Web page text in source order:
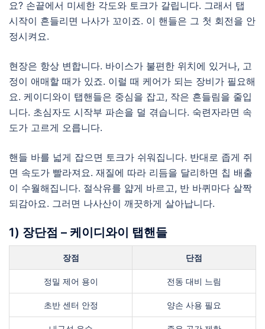
요? 손끝에서 미세한 각도와 토크가 갈립니다. 그래서 탭
시작이 흔들리면 나사가 꼬이죠. 이 핸들은 그 첫 회전을 안
정시켜요.
현장은 항상 변합니다. 바이스가 불편한 위치에 있거나, 고
정이 애매할 때가 있죠. 이럴 때 케어가 되는 장비가 필요해
요. 케이디와이 탭핸들은 중심을 잡고, 작은 흔들림을 줄입
니다. 초심자도 시작부 파손을 덜 겪습니다. 숙련자라면 속
도가 고르게 오릅니다.
핸들 바를 넓게 잡으면 토크가 쉬워집니다. 반대로 좁게 쥐
면 속도가 빨라져요. 재질에 따라 리듬을 달리하면 칩 배출
이 수월해집니다. 절삭유를 얇게 바르고, 반 바퀴마다 살짝
되감아요. 그러면 나사산이 깨끗하게 살아납니다.
1) 장단점 – 케이디와이 탭핸들
장점 단점
정밀 제어 용이 전동 대비 느림
초반 센터 안정 양손 사용 필요